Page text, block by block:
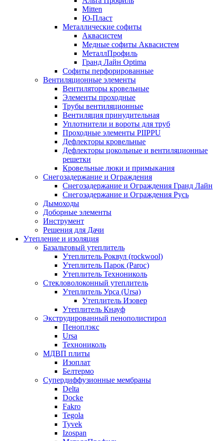
Mitten
Ю-Пласт
Металлические софиты
Аквасистем
Медные софиты Аквасистем
МеталлПрофиль
Гранд Лайн Optima
Софиты перфорированные
Вентиляционные элементы
Вентиляторы кровельные
Элементы проходные
Трубы вентиляционные
Вентиляция принудительная
Уплотнители и вороты для труб
Проходные элементы PIIPPU
Дефлекторы кровельные
Дефлекторы цокольные и вентиляционные
решетки
Кровельные люки и примыкания
Снегозадержание и Ограждения
Снегозадержание и Ограждения Гранд Лайн
Снегозадержание и Ограждения Русь
Дымоходы
Доборные элементы
Инструмент
Решения для Дачи
Утепление и изоляция
Базальтовый утеплитель
Утеплитель Роквул (rockwool)
Утеплитель Парок (Paroc)
Утеплитель Технониколь
Стекловолоконный утеплитель
Утеплитель Урса (Ursa)
Утеплитель Изовер
Утеплитель Кнауф
Экструдированный пенополистирол
Пеноплэкс
Ursa
Технониколь
МДВП плиты
Изоплат
Белтермо
Супердиффузионные мембраны
Delta
Docke
Fakro
Tegola
Tyvek
Izospan